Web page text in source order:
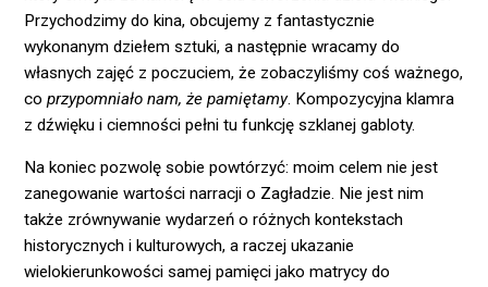
Przychodzimy do kina, obcujemy z fantastycznie
wykonanym dziełem sztuki, a następnie wracamy do
własnych zajęć z poczuciem, że zobaczyliśmy coś ważnego,
coprzypomniało nam, że pamiętamy. Kompozycyjna klamra
z dźwięku i ciemności pełni tu funkcję szklanej gabloty.
Na koniec pozwolę sobie powtórzyć: moim celem nie jest
zanegowanie wartości narracji o Zagładzie. Nie jest nim
także zrównywanie wydarzeń o różnych kontekstach
historycznych i kulturowych, a raczej ukazanie
wielokierunkowości samej pamięci jako matrycy do